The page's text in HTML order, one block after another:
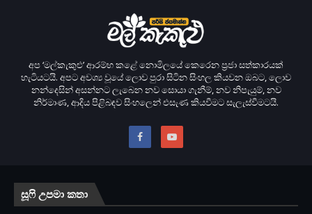
අප ‘මල්කැකුළු’ ආරම්භ කළේ නොමිලයේ කෙරෙන ප‍්‍රජා සත්කාරයක්
හැටියටයි. අපට අවශ්‍ය වූයේ ලොව පුරා සිටින සිංහල කියවන ඔබට, ලොව
නන්දෙසින් අසන්නට ලැබෙන නව සොයා ගැනීම්, නව නිපැයුම්, නව
නිර්මාණ, ආදිය පිළිබඳව සිංහලෙන් එසැණ කියවීමට සැලැස්වීමටයි.
සූෆි උපමා කතා